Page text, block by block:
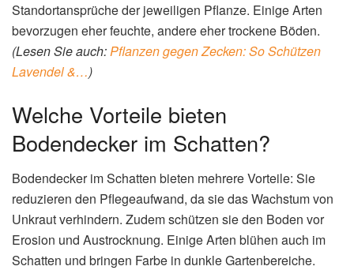
Standortansprüche der jeweiligen Pflanze. Einige Arten
bevorzugen eher feuchte, andere eher trockene Böden.
(Lesen Sie auch:Pflanzen gegen Zecken: So Schützen
Lavendel &…)
Welche Vorteile bieten
Bodendecker im Schatten?
Bodendecker im Schatten bieten mehrere Vorteile: Sie
reduzieren den Pflegeaufwand, da sie das Wachstum von
Unkraut verhindern. Zudem schützen sie den Boden vor
Erosion und Austrocknung. Einige Arten blühen auch im
Schatten und bringen Farbe in dunkle Gartenbereiche.